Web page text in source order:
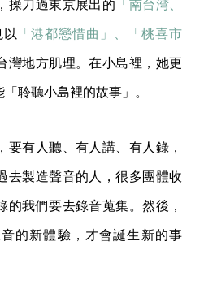
操刀過東京展出的 「南台湾、
以 「港都戀惜曲」、「桃喜市
灣地方肌理。在小島裡，她更
聆聽小島裡的故事」。
要有人聽、有人講、有人錄，
去製造聲音的人，很多團體收
的我們要去錄音蒐集。然後，
的新體驗，才會誕生新的事